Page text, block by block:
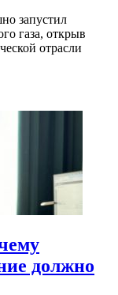
запустил
газа, открыв
отрасли
должно